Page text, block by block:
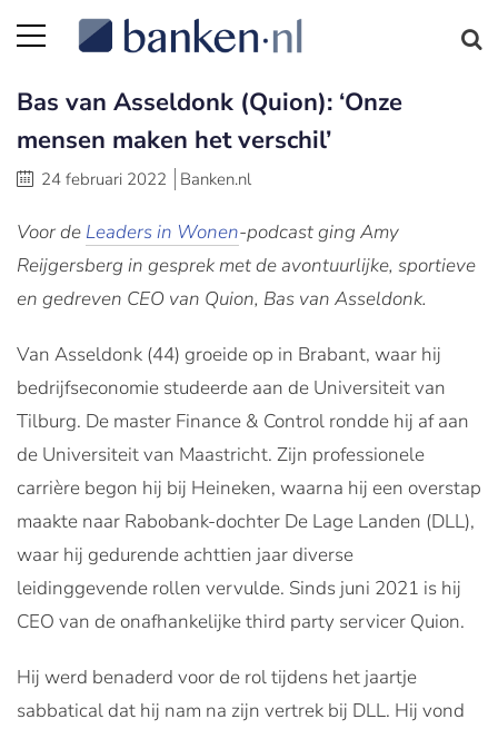
Bas van Asseldonk (Quion): ‘Onze
mensen maken het verschil’
24 februari 2022 Banken.nl
Voor de Leaders in Wonen-podcast ging Amy
Reijgersberg in gesprek met de avontuurlijke, sportieve
en gedreven CEO van Quion, Bas van Asseldonk.
Van Asseldonk (44) groeide op in Brabant, waar hij
bedrijfseconomie studeerde aan de Universiteit van
Tilburg. De master Finance & Control rondde hij af aan
de Universiteit van Maastricht. Zijn professionele
carrière begon hij bij Heineken, waarna hij een overstap
maakte naar Rabobank-dochter De Lage Landen (DLL),
waar hij gedurende achttien jaar diverse
leidinggevende rollen vervulde. Sinds juni 2021 is hij
CEO van de onafhankelijke third party servicer Quion.
Hij werd benaderd voor de rol tijdens het jaartje
sabbatical dat hij nam na zijn vertrek bij DLL. Hij vond